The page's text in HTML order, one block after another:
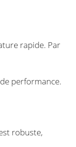
rapide. Par
performance.
robuste,